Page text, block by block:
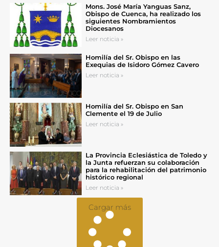
Mons. José María Yanguas Sanz,
Obispo de Cuenca, ha realizado los
siguientes Nombramientos
Diocesanos
Leer noticia »
Homilía del Sr. Obispo en las
Exequias de Isidoro Gómez Cavero
Leer noticia »
Homilía del Sr. Obispo en San
Clemente el 19 de Julio
Leer noticia »
La Provincia Eclesiástica de Toledo y
la Junta refuerzan su colaboración
para la rehabilitación del patrimonio
histórico regional
Leer noticia »
Cargar más